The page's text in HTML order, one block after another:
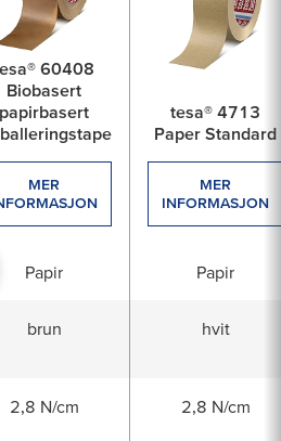
60408
Biobasert
papirbasert
MER
tesa® 4713
Paper Standard
MER
INFORMASJON
Papir Papir
brun hvit
2,8 N/cm 2,8 N/cm